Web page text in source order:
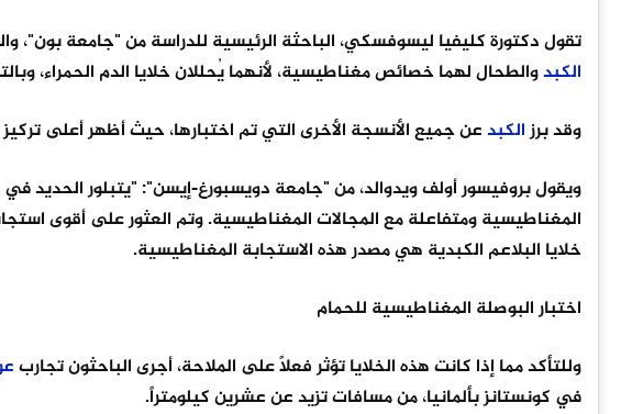
تقول دكتورة كليفيا ليسوفسكي، الباحثة الرئيسية للدراسة من "جامعة
الكبدوالطحال لهما خصائص مغناطيسية، لأنهما يُحللان خلايا الدم الحمراء،
وقد برزالكبدعن جميع الأنسجة الأخرى التي تم اختبارها، حيث أظهر أعلى
ويقول بروفيسور أولف ويدوالد، من "جامعة دويسبورغ-إيسن": "يتبلور الحديد
المغناطيسية ومتفاعلة مع المجالات المغناطيسية. وتم العثور على أقوى
خلايا البلاعم الكبدية هي مصدر هذه الاستجابة المغناطيسية.
اختبار البوصلة المغناطيسية للحمام
وللتأكد مما إذا كانت هذه الخلايا تؤثر فعلاً على الملاحة، أجرى الباحثون تجارب
في كونستانز بألمانيا، من مسافات تزيد عن عشرين كيلومتراً.